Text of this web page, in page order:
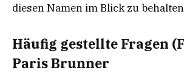
diesen Namen im Blick zu
Häufig gestellte Fragen
Paris Brunner